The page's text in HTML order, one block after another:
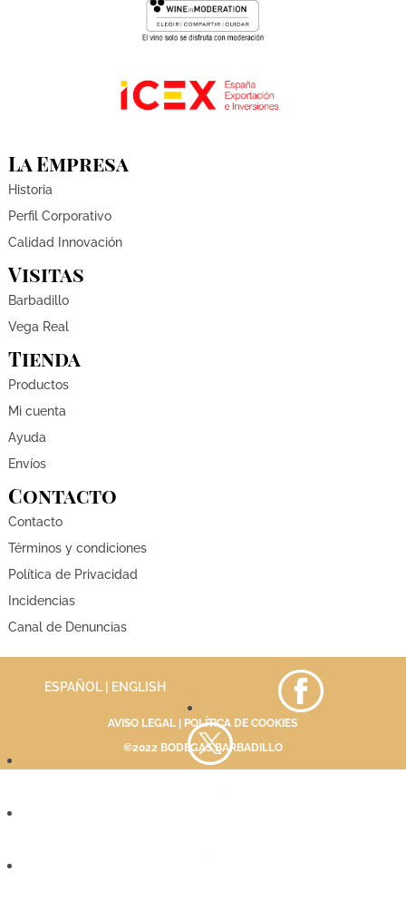
La Empresa
Historia
Perfil Corporativo
Calidad Innovación
Visitas
Barbadillo
Vega Real
Tienda
Productos
Mi cuenta
Ayuda
Envíos
Contacto
Contacto
Términos y condiciones
Política de Privacidad
Incidencias
Canal de Denuncias
ESPAÑOL | ENGLISH
AVISO LEGAL
POLÍTICA DE COOKIES
©2022 BODEGAS BARBADILLO